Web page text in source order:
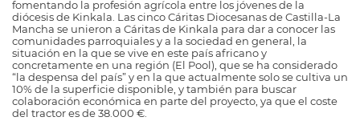
fomentando la profesión agrícola entre los jóvenes de la
diócesis de Kinkala. Las cinco Cáritas Diocesanas de Castilla-La
Mancha se unieron a Cáritas de Kinkala para dar a conocer las
comunidades parroquiales y a la sociedad en general, la
situación en la que se vive en este país africano y
concretamente en una región (El Pool), que se ha considerado
“la despensa del país” y en la que actualmente solo se cultiva un
10% de la superficie disponible, y también para buscar
colaboración económica en parte del proyecto, ya que el coste
del tractor es de 38.000 €.